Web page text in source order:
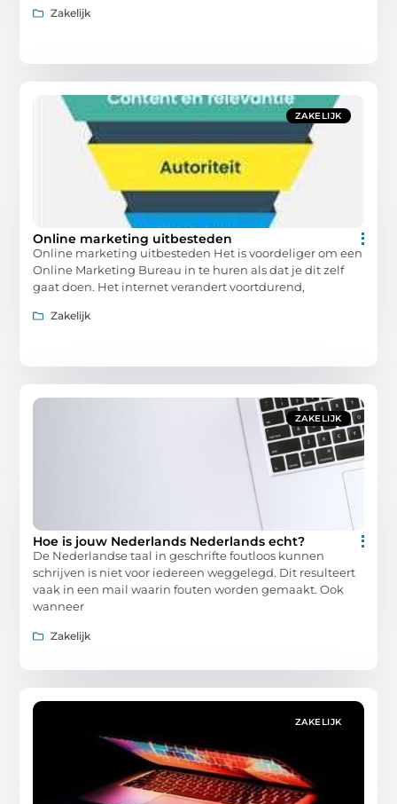
Zakelijk
ZAKELIJK
Online marketing uitbesteden
Online marketing uitbesteden Het is voordeliger om een
Online Marketing Bureau in te huren als dat je dit zelf
gaat doen. Het internet verandert voortdurend,
Zakelijk
ZAKELIJK
Hoe is jouw Nederlands Nederlands echt?
De Nederlandse taal in geschrifte foutloos kunnen
schrijven is niet voor iedereen weggelegd. Dit resulteert
vaak in een mail waarin fouten worden gemaakt. Ook
wanneer
Zakelijk
ZAKELIJK